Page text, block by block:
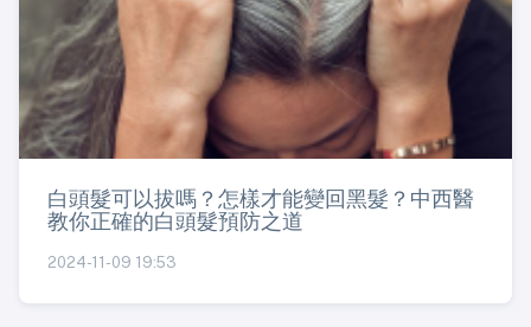
白頭髮可以拔嗎？怎樣才能變回黑髮？中西醫
教你正確的白頭髮預防之道
2024-11-09 19:53